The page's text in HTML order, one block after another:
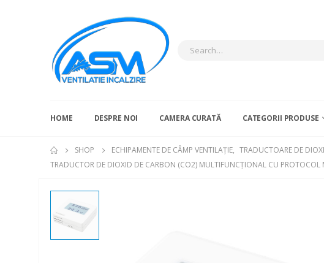
HOME DESPRE NOI CAMERA CURATĂ CATEGORII PRODUSE
SHOP ECHIPAMENTE DE CÂMP VENTILAȚIE, TRADUCTOARE DE
TRADUCTOR DE DIOXID DE CARBON (CO2) MULTIFUNCȚIONAL CU